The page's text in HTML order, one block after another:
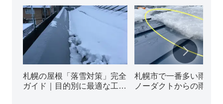
札幌の屋根「落雪対策」完全
ガイド｜目的別に最適な工法
札幌市で一番多い雨漏
ノーダクトからの雨漏